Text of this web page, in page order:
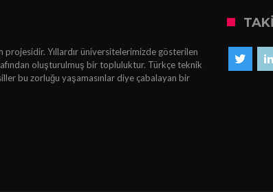
Yıllardır üniversitelerimizde gösterilen
oluşturulmuş bir topluluktur. Türkçe teknik
bu zorluğu yaşamasınlar diye çabalayan bir